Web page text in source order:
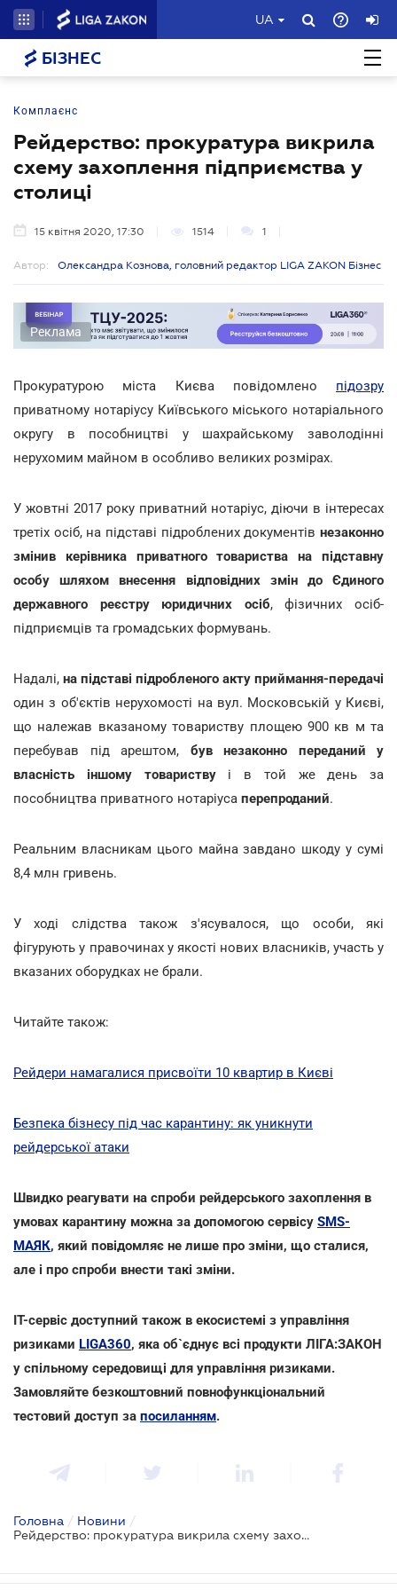
UA
БІЗНЕС
Комплаєнс
Рейдерство: прокуратура викрила
схему захоплення підприємства у
столиці
15 квітня 2020, 17:30 1514 1
Автор: Олександра Кознова, головний редактор LIGA ZAKON Бізнес
Реклама
Прокуратурою міста Києва повідомлено підозру
приватному нотаріусу Київського міського нотаріального
округу в пособництві у шахрайському заволодінні
нерухомим майном в особливо великих розмірах.
У жовтні 2017 року приватний нотаріус, діючи в інтересах
третіх осіб, на підставі підроблених документів незаконно
змінив керівника приватного товариства на підставну
особу шляхом внесення відповідних змін до Єдиного
державного реєстру юридичних осіб, фізичних осіб-
підприємців та громадських формувань.
Надалі, на підставі підробленого акту приймання-передачі
один з об'єктів нерухомості на вул. Московській у Києві,
що належав вказаному товариству площею 900 кв м та
перебував під арештом, був незаконно переданий у
власність іншому товариству і в той же день за
пособництва приватного нотаріуса перепроданий.
Реальним власникам цього майна завдано шкоду у сумі
8,4 млн гривень.
У ході слідства також з'ясувалося, що особи, які
фігурують у правочинах у якості нових власників, участь у
вказаних оборудках не брали.
Читайте також:
Рейдери намагалися присвоїти 10 квартир в Києві
Безпека бізнесу під час карантину: як уникнути
рейдерської атаки
Швидко реагувати на спроби рейдерського захоплення в
умовах карантину можна за допомогою сервісу SMS-
МАЯК, який повідомляє не лише про зміни, що сталися,
але і про спроби внести такі зміни.
IT-сервіс доступний також в екосистемі з управління
ризиками LIGA360, яка об`єднує всі продукти ЛІГА:ЗАКОН
у спільному середовищі для управління ризиками.
Замовляйте безкоштовний повнофункціональний
тестовий доступ за посиланням.
Головна / Новини /
Рейдерство: прокуратура викрила схему захоплення підприємства у столиці